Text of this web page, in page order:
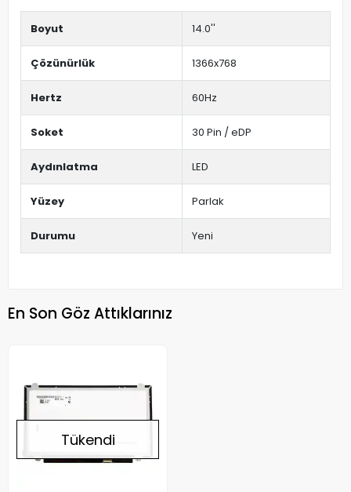
Boyut 14.0''
Çözünürlük 1366x768
Hertz 60Hz
Soket 30 Pin / eDP
Aydınlatma LED
Yüzey Parlak
Durumu Yeni
En Son Göz Attıklarınız
Tükendi